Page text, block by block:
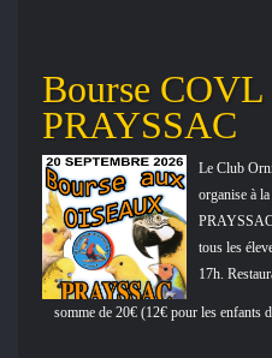
Bourse
PRAYSSAC
Le Club
organise à
tous les
17h.
somme de 20€ (12€ pour les